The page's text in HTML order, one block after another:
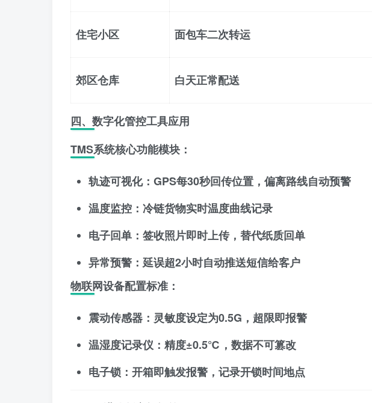
住宅小区 面包车二次转运
郊区仓库 白天正常配送
四、数字化管控工具应用
TMS系统核心功能模块 ：
轨迹可视化：GPS每30秒回传位置，偏离路线自动预警
温度监控 ：冷链货物实时温度曲线记录
电子回单 ：签收照片即时上传，替代纸质回单
异常预警 ：延误超2小时自动推送短信给客户
物联网设备配置标准 ：
震动传感器：灵敏度设定为0.5G，超限即报警
温湿度记录仪：精度±0.5℃，数据不可篡改
电子锁：开箱即触发报警，记录开锁时间地点